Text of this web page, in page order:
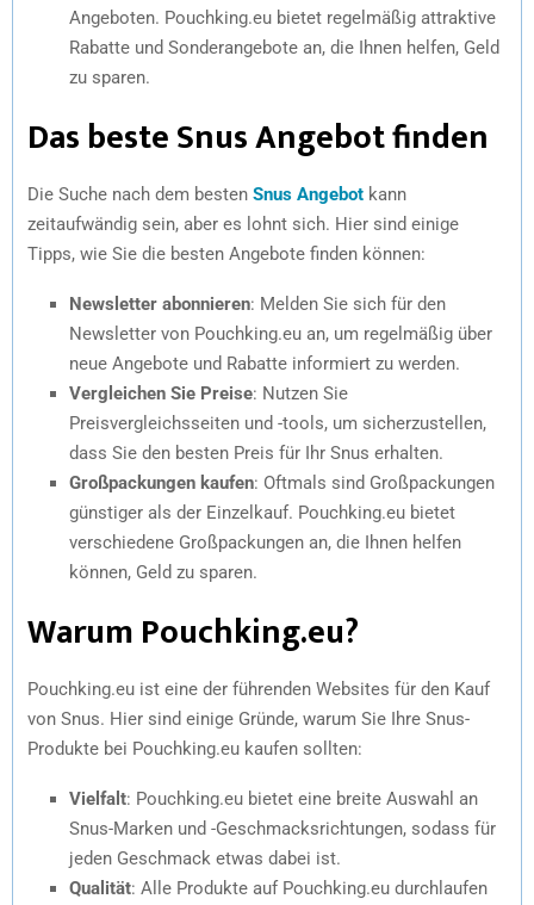
Angeboten. Pouchking.eu bietet regelmäßig attraktive
Rabatte und Sonderangebote an, die Ihnen helfen, Geld
zu sparen.
Das beste Snus Angebot finden
Die Suche nach dem besten Snus Angebot kann
zeitaufwändig sein, aber es lohnt sich. Hier sind einige
Tipps, wie Sie die besten Angebote finden können:
Newsletter abonnieren: Melden Sie sich für den
Newsletter von Pouchking.eu an, um regelmäßig über
neue Angebote und Rabatte informiert zu werden.
Vergleichen Sie Preise: Nutzen Sie
Preisvergleichsseiten und -tools, um sicherzustellen,
dass Sie den besten Preis für Ihr Snus erhalten.
Großpackungen kaufen: Oftmals sind Großpackungen
günstiger als der Einzelkauf. Pouchking.eu bietet
verschiedene Großpackungen an, die Ihnen helfen
können, Geld zu sparen.
Warum Pouchking.eu?
Pouchking.eu ist eine der führenden Websites für den Kauf
von Snus. Hier sind einige Gründe, warum Sie Ihre Snus-
Produkte bei Pouchking.eu kaufen sollten:
Vielfalt: Pouchking.eu bietet eine breite Auswahl an
Snus-Marken und -Geschmacksrichtungen, sodass für
jeden Geschmack etwas dabei ist.
Qualität: Alle Produkte auf Pouchking.eu durchlaufen